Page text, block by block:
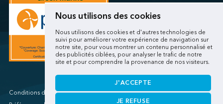
Nous utilisons des cookies
Nous utilisons des cookies et d'autres technologies de
suivi pour améliorer votre expérience de navigation sur
notre site, pour vous montrer un contenu personnalisé et
des publicités ciblées, pour analyser le trafic de notre
site et pour comprendre la provenance de nos visiteurs.
J'ACCEPTE
JE REFUSE
SSA Marine (West Sitcum Matson)
SSA Marine Canada (Lynnterm)
SSA Marine Canada (Squamish Terminals)
SSA Marine Canada (Victoria Cruise)
SSA Marine Mexico (Lazaro Cardenas)
SSA Marine Mexico (Manzanillo TEC)
SSA Marine Mexico (Veracruz)
Conditions d'utilisations/Renseignements personnels